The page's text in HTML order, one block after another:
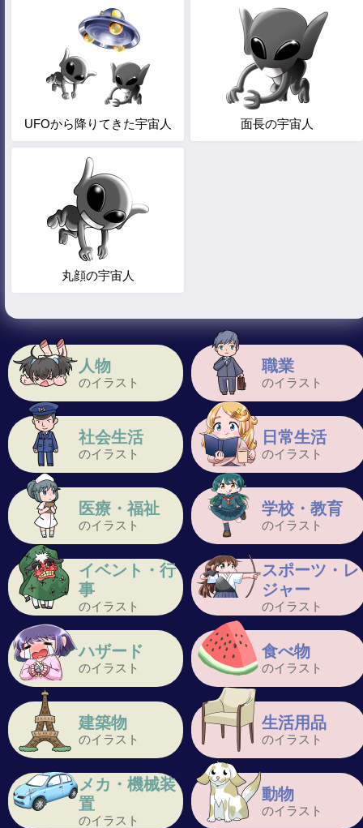
人物
のイラスト
職業
のイラスト
社会生活
のイラスト
日常生活
のイラスト
医療・福祉
のイラスト
学校・教育
のイラスト
イベント・行
事
のイラスト
スポーツ・レ
ジャー
のイラスト
ハザード
のイラスト
食べ物
のイラスト
建築物
のイラスト
生活用品
のイラスト
メカ・機械装
置
のイラスト
動物
のイラスト
UFOから降りてきた宇宙人 面長の宇宙人
丸顔の宇宙人